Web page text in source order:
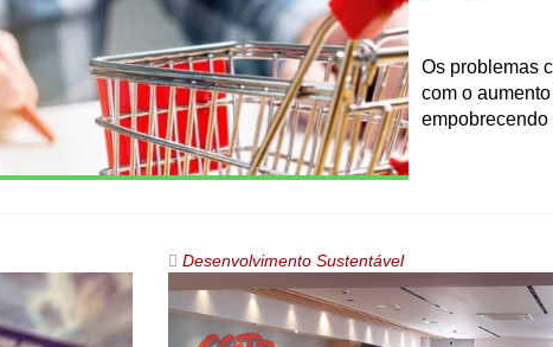
Os problemas
com o
empobrecendo
Desenvolvimento Sustentável